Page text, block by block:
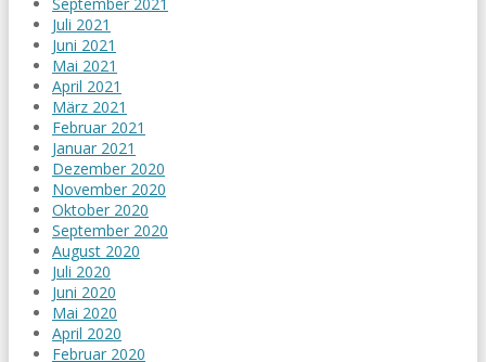
Juli 2021
Juni 2021
Mai 2021
April 2021
März 2021
Februar 2021
Januar 2021
Dezember 2020
November 2020
Oktober 2020
September 2020
August 2020
Juli 2020
Juni 2020
Mai 2020
April 2020
Februar 2020